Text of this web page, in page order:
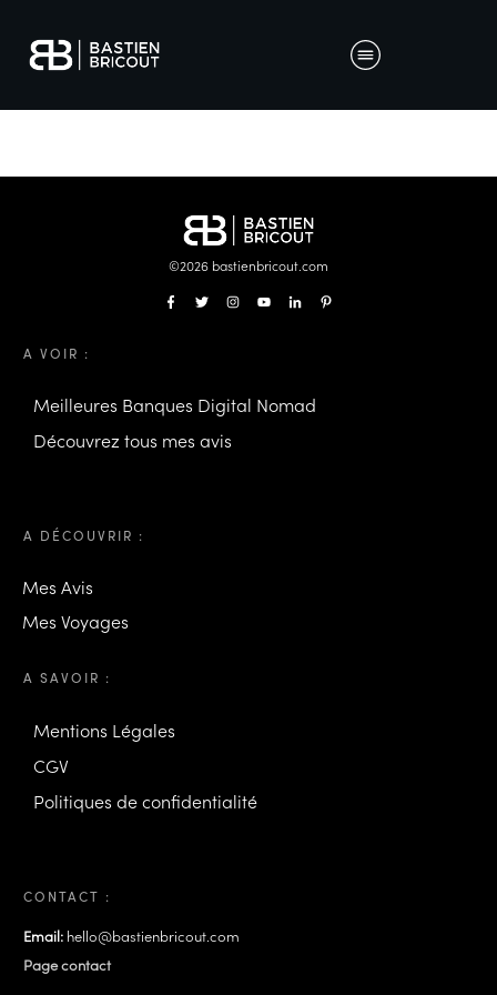
©2026 bastienbricout.com
A VOIR :
Meilleures Banques Digital Nomad
Découvrez tous mes avis
A DÉCOUVRIR :
Mes Avis
Mes Voyages
A SAVOIR :
Mentions Légales
CGV
Politiques de confidentialité
CONTACT :
Email: hello@bastienbricout.com
Page contact